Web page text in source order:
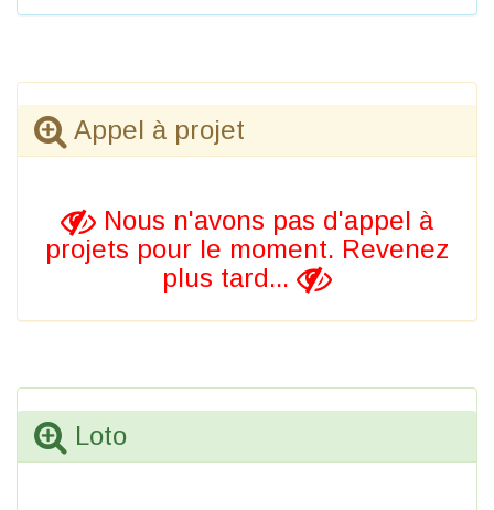
Appel à projet
Nous n'avons pas d'appel à
projets pour le moment. Revenez
plus tard...
Loto